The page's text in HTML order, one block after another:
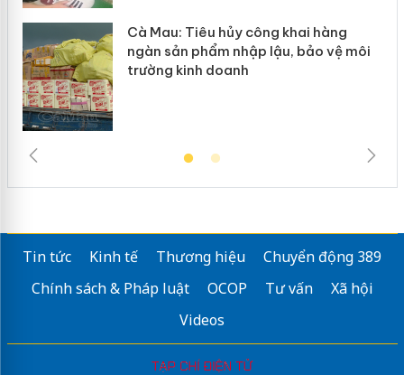
Cà Mau: Tiêu hủy công khai hàng
ngàn sản phẩm nhập lậu, bảo vệ môi
trường kinh doanh
Tin tức Kinh tế Thương hiệu
Chuyển động 389
Chính sách & Pháp luật
OCOP Tư vấn
Xã hội
Videos